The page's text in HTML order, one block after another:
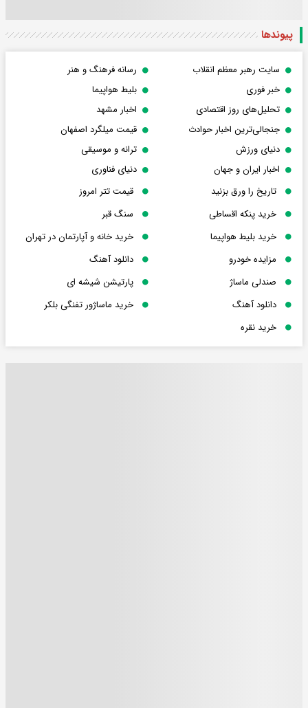
پیوندها
سایت رهبر معظم انقلاب
رسانه فرهنگ و هنر
خبر فوری
بلیط هواپیما
تحلیل‌های روز اقتصادی
اخبار مشهد
جنجالی‌ترین اخبار حوادث
قیمت میلگرد اصفهان
دنیای ورزش
ترانه و موسیقی
اخبار ایران و جهان
دنیای فناوری
تاریخ را ورق بزنید
قیمت تتر امروز
خرید پنکه اقساطی
سنگ قبر
خرید بلیط هواپیما
خرید خانه و آپارتمان در تهران
مزایده خودرو
دانلود آهنگ
صندلی ماساژ
پارتیشن شیشه ای
دانلود آهنگ
خرید ماساژور تفنگی بلکر
خرید نقره